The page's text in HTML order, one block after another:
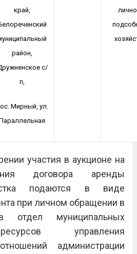
край,
район,
с/
п,
Мирный, ул.
участия в аукционе на
договора аренды
подаются в виде
при личном обращении в
муниципальных
управления
администрации